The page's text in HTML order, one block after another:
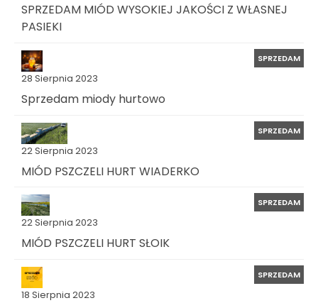
SPRZEDAM MIÓD WYSOKIEJ JAKOŚCI Z WŁASNEJ
PASIEKI
28 Sierpnia 2023
SPRZEDAM
Sprzedam miody hurtowo
22 Sierpnia 2023
SPRZEDAM
MIÓD PSZCZELI HURT WIADERKO
22 Sierpnia 2023
SPRZEDAM
MIÓD PSZCZELI HURT SŁOIK
18 Sierpnia 2023
SPRZEDAM